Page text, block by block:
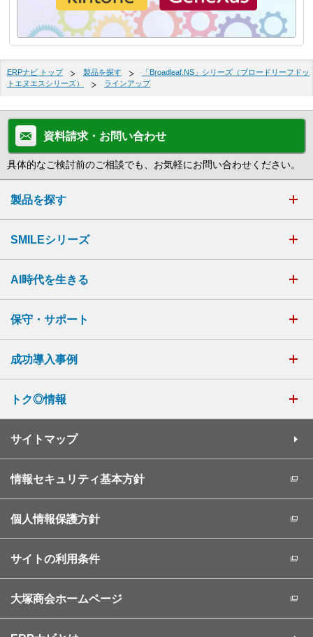
ERPナビ トップ 製品を探す
「Broadleaf.NS」シリーズ（ブロードリーフドッ
トエヌエスシリーズ）
ラインアップ
資料請求・お問い合わせ
具体的なご検討前のご相談でも、お気軽にお問い合わせください。
製品を探す
SMILEシリーズ
AI時代を生きる
保守・サポート
成功導入事例
トク◎情報
サイトマップ
情報セキュリティ基本方針
個人情報保護方針
サイトの利用条件
大塚商会ホームページ